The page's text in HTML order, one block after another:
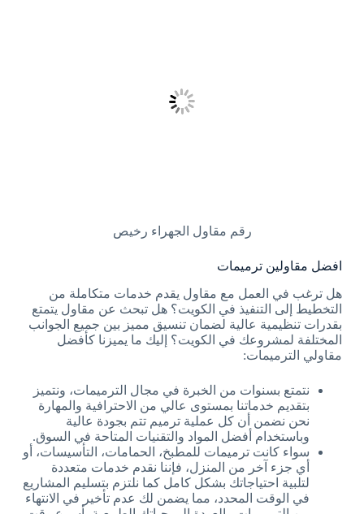
رقم مقاول الجهراء رخيص
افضل مقاولين ترميمات
هل ترغب في العمل مع مقاول يقدم خدمات متكاملة من
التخطيط إلى التنفيذ في الكويت؟ هل تبحث عن مقاول يتمتع
بقدرات تنظيمية عالية لضمان تنسيق مميز بين جميع الجوانب
المختلفة لمشروعك في الكويت؟ إليك ما يميزنا كأفضل
مقاولي الترميمات:
نتمتع بسنوات من الخبرة في مجال الترميمات، ونتميز
بتقديم خدماتنا بمستوى عالي من الاحترافية والمهارة
نحن نضمن أن كل عملية ترميم تتم بجودة عالية
وباستخدام أفضل المواد والتقنيات المتاحة في السوق.
سواء كانت ترميمات للمطبخ، الحمامات، التأسيسات، أو
أي جزء آخر من المنزل، فإننا نقدم خدمات متعددة
لتلبية احتياجاتك بشكل كامل كما نلتزم بتسليم المشاريع
في الوقت المحدد، مما يضمن لك عدم تأخير في الانتهاء